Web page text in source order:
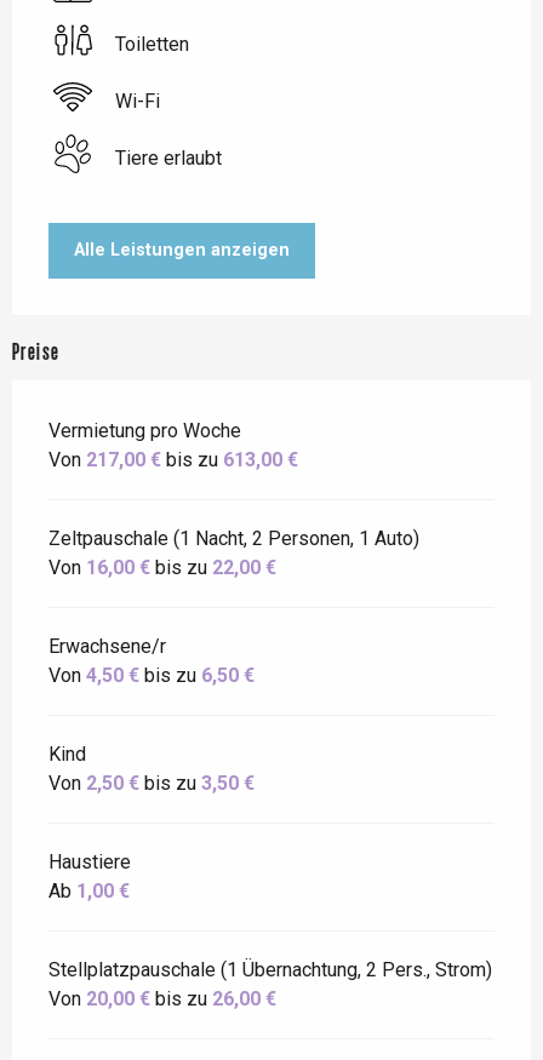
Toiletten
Wi-Fi
Tiere erlaubt
Alle Leistungen anzeigen
Preise
Vermietung pro Woche
Von 217,00 € bis zu 613,00 €
Zeltpauschale (1 Nacht, 2 Personen, 1 Auto)
Von 16,00 € bis zu 22,00 €
Erwachsene/r
Von 4,50 € bis zu 6,50 €
Kind
Von 2,50 € bis zu 3,50 €
Haustiere
Ab 1,00 €
Stellplatzpauschale (1 Übernachtung, 2 Pers., Strom)
Von 20,00 € bis zu 26,00 €